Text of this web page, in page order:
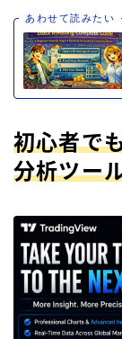
あわせて読みたい
初心者で
分析ツー